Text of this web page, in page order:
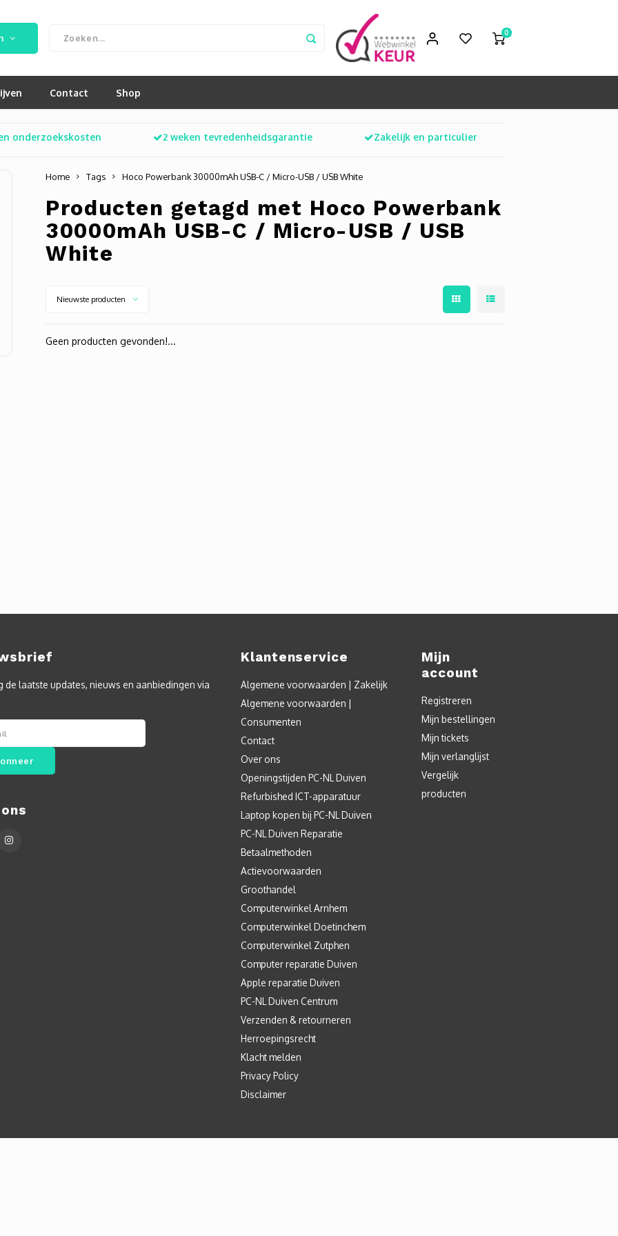
0
Contact Shop
onderzoekskosten 2 weken tevredenheidsgarantie Zakelijk en particulier
Home Tags Hoco Powerbank 30000mAh USB-C / Micro-USB / USB White
Producten getagd met Hoco Powerbank
30000mAh USB-C / Micro-USB / USB
White
Nieuwste producten
Geen producten gevonden!...
de laatste updates, nieuws en aanbiedingen via
Klantenservice
Algemene voorwaarden | Zakelijk
Algemene voorwaarden |
Consumenten
Contact
Over ons
Openingstijden PC-NL Duiven
Refurbished ICT-apparatuur
Laptop kopen bij PC-NL Duiven
PC-NL Duiven Reparatie
Betaalmethoden
Actievoorwaarden
Groothandel
Computerwinkel Arnhem
Computerwinkel Doetinchem
Computerwinkel Zutphen
Computer reparatie Duiven
Apple reparatie Duiven
PC-NL Duiven Centrum
Verzenden & retourneren
Herroepingsrecht
Klacht melden
Privacy Policy
Disclaimer
Mijn
account
Registreren
Mijn bestellingen
Mijn tickets
Mijn verlanglijst
Vergelijk
producten